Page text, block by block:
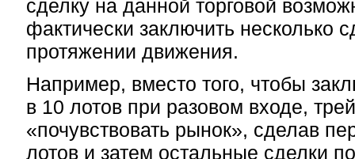
сделку на данной торговой
фактически заключить несколько
протяжении движения.
Например, вместо того, чтобы
в 10 лотов при разовом входе,
«почувствовать рынок», сделав
лотов и затем остальные сделки